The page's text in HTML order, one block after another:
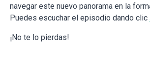
navegar este nuevo panorama en la
Puedes escuchar el episodio dando clic
¡No te lo pierdas!